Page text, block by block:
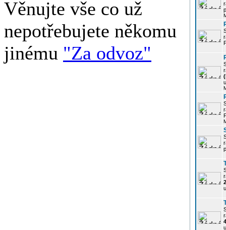
Věnujte vše co už
nepotřebujete někomu
jinému "Za odvoz"